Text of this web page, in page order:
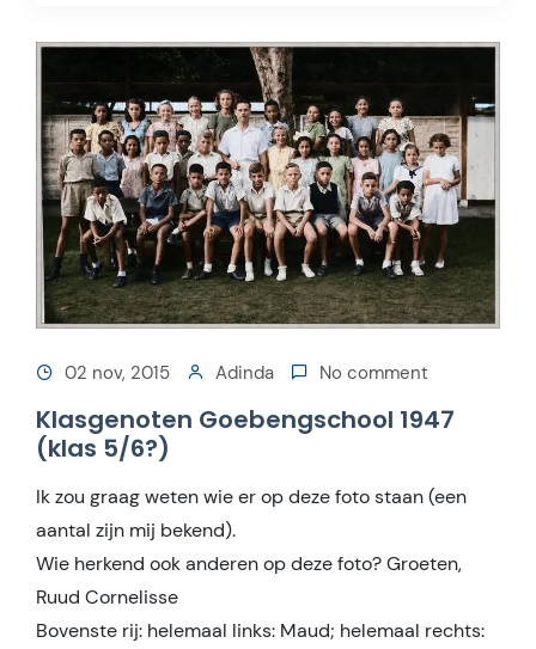
02 nov, 2015 Adinda No comment
Klasgenoten Goebengschool 1947
(klas 5/6?)
Ik zou graag weten wie er op deze foto staan (een
aantal zijn mij bekend).
Wie herkend ook anderen op deze foto? Groeten,
Ruud Cornelisse
Bovenste rij: helemaal links: Maud; helemaal rechts: